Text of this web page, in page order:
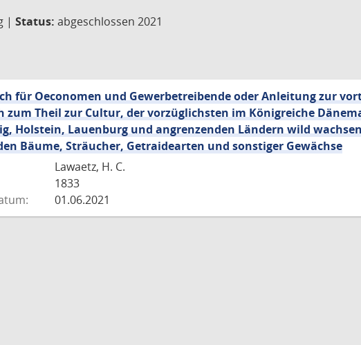
| Status: abgeschlossen 2021
für Oeconomen und Gewerbetreibende oder Anleitung zur
zum Theil zur Cultur, der vorzüglichsten im Königreiche
Holstein, Lauenburg und angrenzenden Ländern wild
Bäume, Sträucher, Getraidearten und sonstiger Gewächse
Lawaetz, H. C.
1833
01.06.2021